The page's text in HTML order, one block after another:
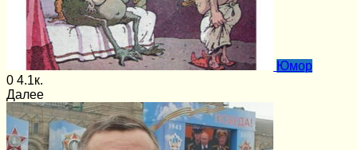
Юмор
0 4.1к.
Далее